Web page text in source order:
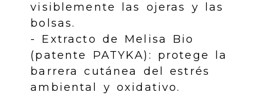
visiblemente las ojeras y las
bolsas.
- Extracto de Melisa Bio
(patente PATYKA): protege la
barrera cutánea del estrés
ambiental y oxidativo.